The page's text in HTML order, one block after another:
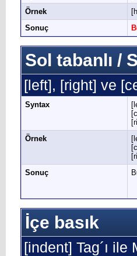
Örnek
Sonuç
Sol tabanlı /
[left], [right] ve
Syntax
Örnek
Sonuç
İçe basık
[indent] Tag´ı